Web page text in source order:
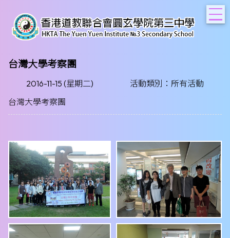
台灣大學考察團
2016-11-15 (星期二)
活動類別：所有活動
台灣大學考察團